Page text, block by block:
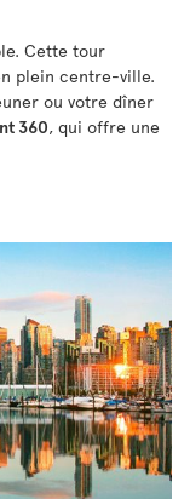
Cette tour
plein centre-ville.
ou votre dîner
360, qui offre une